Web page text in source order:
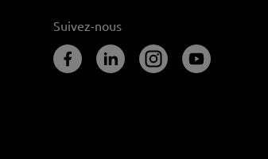
Suivez-nous